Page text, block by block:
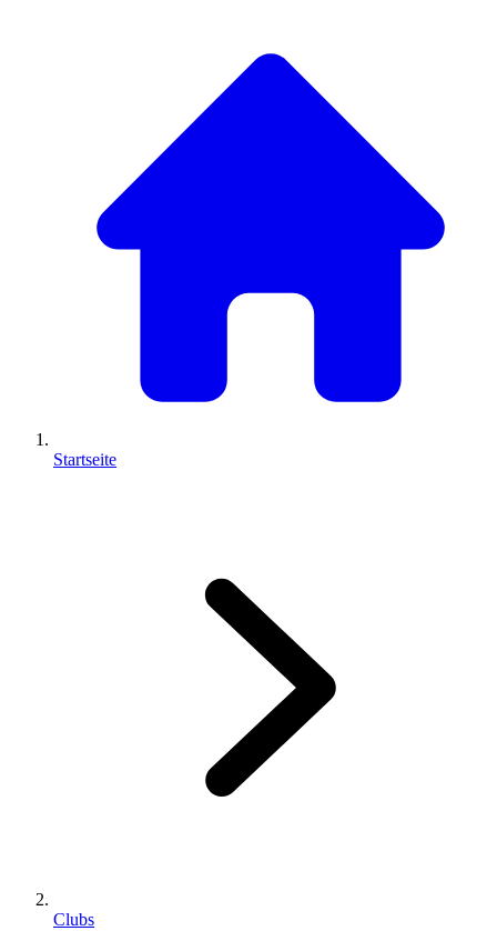
Startseite
Clubs